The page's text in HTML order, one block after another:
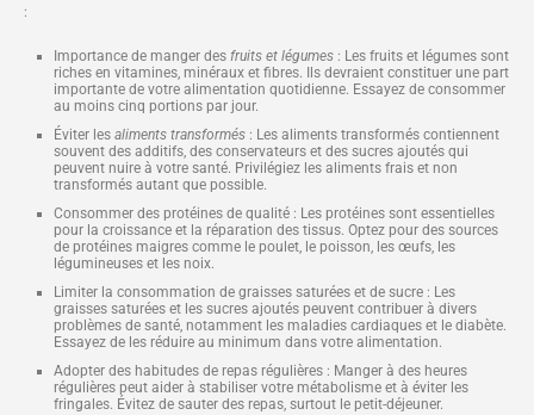
:
Importance de manger des fruits et légumes : Les fruits et légumes sont
riches en vitamines, minéraux et fibres. Ils devraient constituer une part
importante de votre alimentation quotidienne. Essayez de consommer
au moins cinq portions par jour.
Éviter les aliments transformés : Les aliments transformés contiennent
souvent des additifs, des conservateurs et des sucres ajoutés qui
peuvent nuire à votre santé. Privilégiez les aliments frais et non
transformés autant que possible.
Consommer des protéines de qualité : Les protéines sont essentielles
pour la croissance et la réparation des tissus. Optez pour des sources
de protéines maigres comme le poulet, le poisson, les œufs, les
légumineuses et les noix.
Limiter la consommation de graisses saturées et de sucre : Les
graisses saturées et les sucres ajoutés peuvent contribuer à divers
problèmes de santé, notamment les maladies cardiaques et le diabète.
Essayez de les réduire au minimum dans votre alimentation.
Adopter des habitudes de repas régulières : Manger à des heures
régulières peut aider à stabiliser votre métabolisme et à éviter les
fringales. Évitez de sauter des repas, surtout le petit-déjeuner.